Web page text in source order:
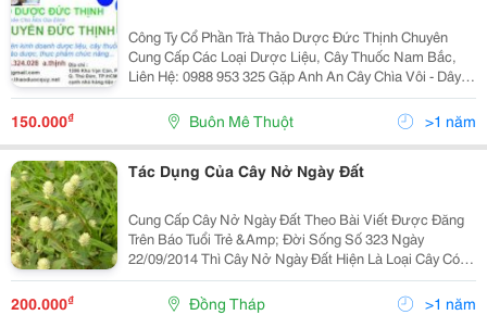
Công Ty Cổ Phần Trà Thảo Dược Đức Thịnh Chuyên
Cung Cấp Các Loại Dược Liệu, Cây Thuốc Nam Bắc,
Liên Hệ: 0988 953 325 Gặp Anh An Cây Chìa Vôi - Dây
Chìa Vôi : Là Một Loại Cây Nhỏ, Mọc Leo, Có Tua Cuốn
Nhỏ Hình Sợi, Ở Gốc Thường Có
150.000₫ Buôn Mê Thuột >1 năm
Tác Dụng Của Cây Nở Ngày Đất
Cung Cấp Cây Nở Ngày Đất Theo Bài Viết Được Đăng
Trên Báo Tuổi Trẻ &Amp; Đời Sống Số 323 Ngày
22/09/2014 Thì Cây Nở Ngày Đất Hiện Là Loại Cây Có
Thể Chữa Khỏi Bệnh Gout Chỉ Trong Thời Gian Ngắn.
Dù Bệnh Gout Của Bạn Có Ra Sao, Tệ Đến Đâu Tôi
200.000₫ Đồng Tháp >1 năm